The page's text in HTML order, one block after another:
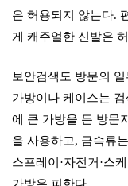
은 허용되지 않는다.
게 캐주얼한 신발은
보안검색도 방문의
가방이나 케이스는
에 큰 가방을 든 방문
을 사용하고, 금속류
스프레이·자전거·스
가방은 피한다.